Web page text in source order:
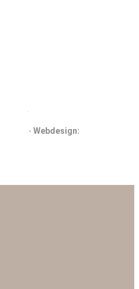
- Webdesign: